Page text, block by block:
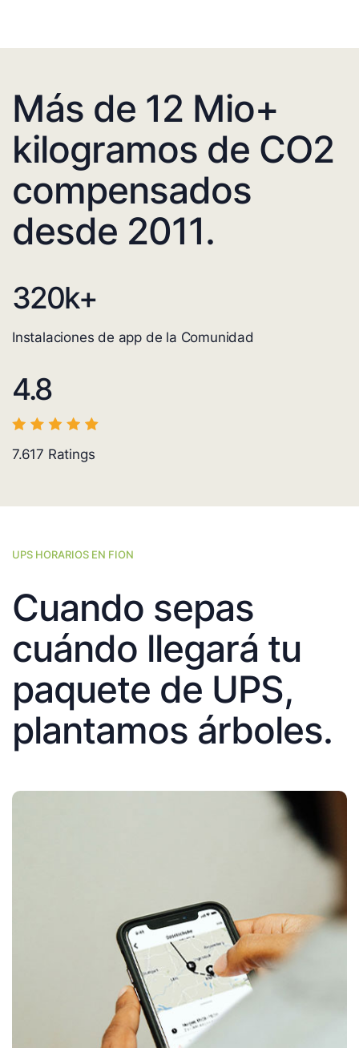
Más de 12 Mio+
kilogramos de CO2
compensados
desde 2011.
320k+
Instalaciones de app de la Comunidad
4.8
7.617 Ratings
UPS HORARIOS EN FION
Cuando sepas
cuándo llegará tu
paquete de UPS,
plantamos árboles.